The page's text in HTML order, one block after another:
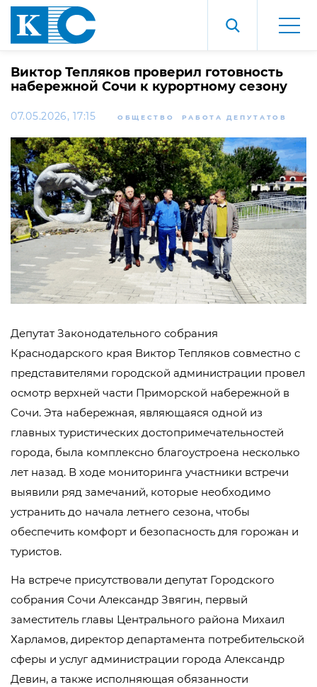
Виктор Тепляков проверил готовность
набережной Сочи к курортному сезону
07.05.2026, 17:15 ОБЩЕСТВО РАБОТА ДЕПУТАТОВ
Депутат Законодательного собрания
Краснодарского края Виктор Тепляков совместно с
представителями городской администрации провел
осмотр верхней части Приморской набережной в
Сочи. Эта набережная, являющаяся одной из
главных туристических достопримечательностей
города, была комплексно благоустроена несколько
лет назад. В ходе мониторинга участники встречи
выявили ряд замечаний, которые необходимо
устранить до начала летнего сезона, чтобы
обеспечить комфорт и безопасность для горожан и
туристов.
На встрече присутствовали депутат Городского
собрания Сочи Александр Звягин, первый
заместитель главы Центрального района Михаил
Харламов, директор департамента потребительской
сферы и услуг администрации города Александр
Девин, а также исполняющая обязанности